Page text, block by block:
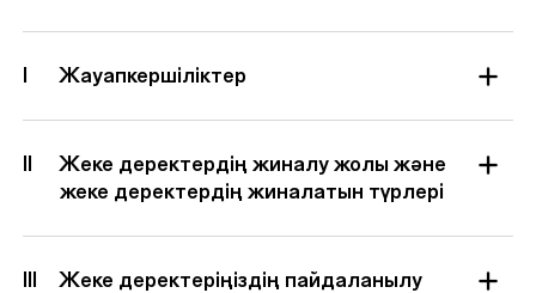
Жауапкершіліктер
Жеке деректердің жиналу жолы және
жеке деректердің жиналатын түрлері
Жеке деректеріңіздің пайдаланылу